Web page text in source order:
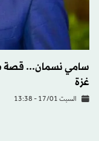
سامي نسمان... قصة
غزة
السبت 17/01 - 13:38